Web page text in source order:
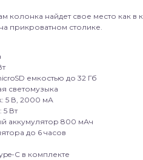
найдет свое место как в
прикроватном столике.
емкостью до 32 Гб
светомузыка
5 В, 2000 мА
Вт
аккумулятор 800 мАч
до 6 часов
C в комплекте